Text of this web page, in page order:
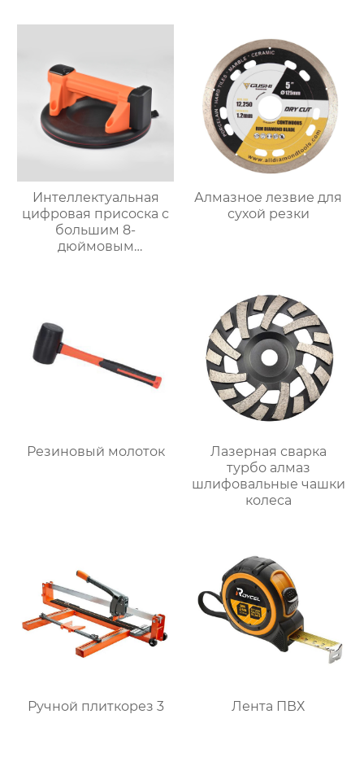
Интеллектуальная
цифровая присоска с
большим 8-
дюймовым
Алмазное лезвие для
сухой резки
Резиновый молоток
Лазерная сварка
турбо алмаз
шлифовальные чашки
колеса
Ручной плиткорез 3 Лента ПВХ